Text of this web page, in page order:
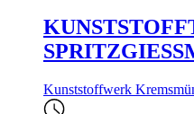
Kunststoffwerk